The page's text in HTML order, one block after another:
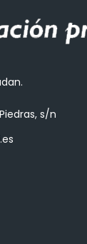
s/n